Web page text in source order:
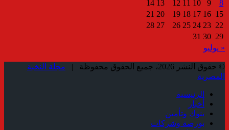
8
9
10
11
12
13
14
15
16
17
18
19
20
21
22
23
24
25
26
27
28
29
30
31
« يوليو
© حقوق النشر 2026، جميع الحقوق محفوظة |
مجلة النخبة
المصرية
الرئيسية
أخبار
بنوك وتأمين
بورصة وشركات